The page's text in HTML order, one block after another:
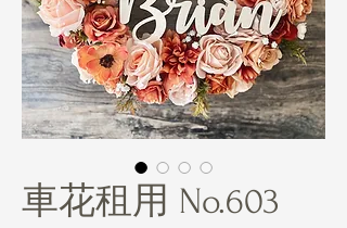
車花租用 No.603